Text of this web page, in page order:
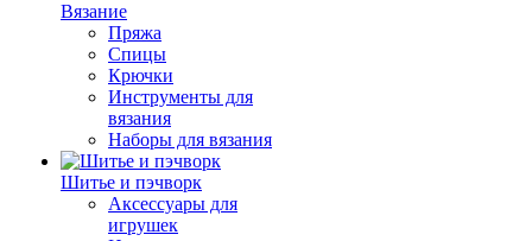
Вязание
Пряжа
Спицы
Крючки
Инструменты для
вязания
Наборы для вязания
Шитье и пэчворк
Аксессуары для
игрушек